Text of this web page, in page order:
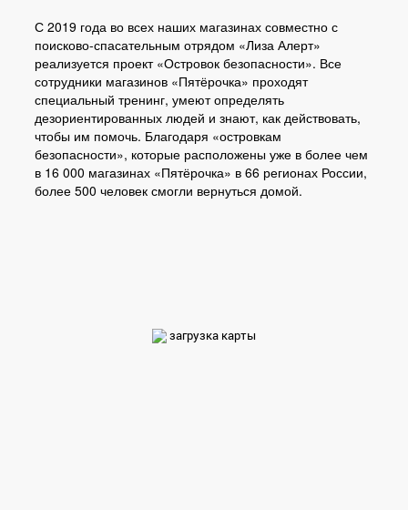
С 2019 года во всех наших магазинах совместно с
поисково-спасательным отрядом «Лиза Алерт»
реализуется проект «Островок безопасности». Все
сотрудники магазинов «Пятёрочка» проходят
специальный тренинг, умеют определять
дезориентированных людей и знают, как действовать,
чтобы им помочь. Благодаря «островкам
безопасности», которые расположены уже в более чем
в 16 000 магазинах «Пятёрочка» в 66 регионах России,
более 500 человек смогли вернуться домой.
загрузка карты